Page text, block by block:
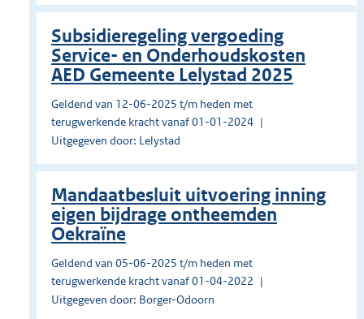
Subsidieregeling vergoeding
Service- en Onderhoudskosten
AED Gemeente Lelystad 2025
Geldend van 12-06-2025 t/m heden met
terugwerkende kracht vanaf 01-01-2024
Uitgegeven door: Lelystad
Mandaatbesluit uitvoering inning
eigen bijdrage ontheemden
Oekraïne
Geldend van 05-06-2025 t/m heden met
terugwerkende kracht vanaf 01-04-2022
Uitgegeven door: Borger-Odoorn